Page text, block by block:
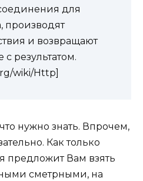
для
производят
и возвращают
результатом.
wiki/Http]
нужно знать. Впрочем,
Как только
предложит Вам взять
сметрными, на